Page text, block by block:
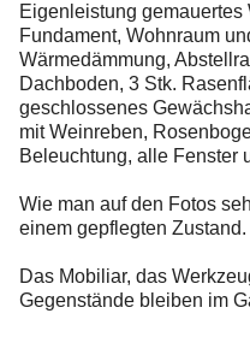
Eigenleistung
Fundament, Wohnraum
Wärmedämmung,
Dachboden, 3 Stk.
geschlossenes
mit Weinreben,
Beleuchtung, alle Fenster
Wie man auf den Fotos
einem gepflegten Zustand.
Das Mobiliar, das
Gegenstände bleiben im